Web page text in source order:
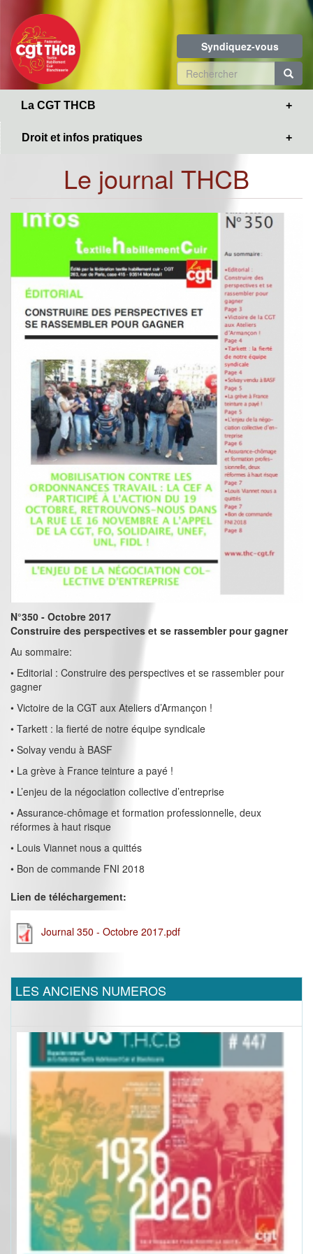
contenu
principal
Syndiquez-vous
Formulaire
de
La CGT THCB
Droit et infos pratiques
Le journal THCB
N°350 - Octobre 2017
Construire des perspectives et se rassembler pour gagner
Au sommaire:
• Editorial : Construire des perspectives et se rassembler pour
gagner
• Victoire de la CGT aux Ateliers d’Armançon !
• Tarkett : la fierté de notre équipe syndicale
• Solvay vendu à BASF
• La grève à France teinture a payé !
• L’enjeu de la négociation collective d’entreprise
• Assurance-chômage et formation professionnelle, deux
réformes à haut risque
• Louis Viannet nous a quittés
• Bon de commande FNI 2018
Lien de téléchargement:
Journal 350 - Octobre 2017.pdf
LES ANCIENS NUMEROS